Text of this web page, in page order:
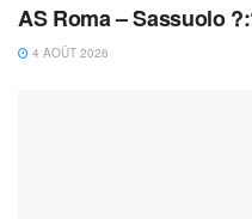
AS Roma – Sassuolo
4 AOÛT 2026